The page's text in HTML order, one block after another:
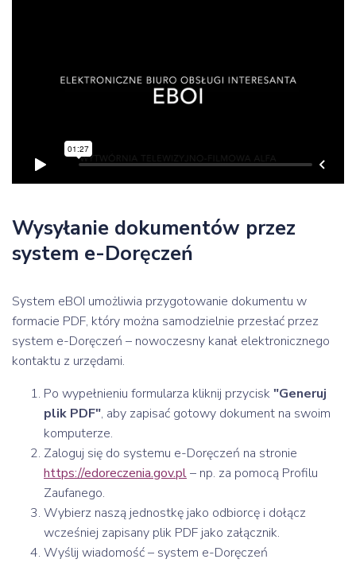
Wysyłanie dokumentów przez
system e-Doręczeń
System eBOI umożliwia przygotowanie dokumentu w
formacie PDF, który można samodzielnie przesłać przez
system e-Doręczeń – nowoczesny kanał elektronicznego
kontaktu z urzędami.
Po wypełnieniu formularza kliknij przycisk"Generuj
plik PDF", aby zapisać gotowy dokument na swoim
komputerze.
Zaloguj się do systemu e-Doręczeń na stronie
https://edoreczenia.gov.pl– np. za pomocą Profilu
Zaufanego.
Wybierz naszą jednostkę jako odbiorcę i dołącz
wcześniej zapisany plik PDF jako załącznik.
Wyślij wiadomość – system e-Doręczeń